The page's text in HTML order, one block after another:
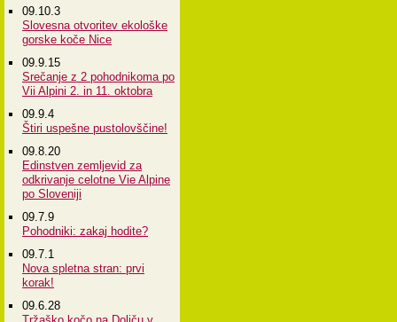
09.10.3
Slovesna otvoritev ekološke
gorske koče Nice
09.9.15
Srečanje z 2 pohodnikoma po
Vii Alpini 2. in 11. oktobra
09.9.4
Štiri uspešne pustolovščine!
09.8.20
Edinstven zemljevid za
odkrivanje celotne Vie Alpine
po Sloveniji
09.7.9
Pohodniki: zakaj hodite?
09.7.1
Nova spletna stran: prvi
korak!
09.6.28